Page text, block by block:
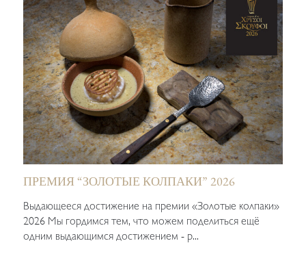
ПРЕМИЯ “ЗОЛОТЫЕ КОЛПАКИ” 2026
Выдающееся достижение на премии «Золотые колпаки»
2026 Мы гордимся тем, что можем поделиться ещё
одним выдающимся достижением - р...